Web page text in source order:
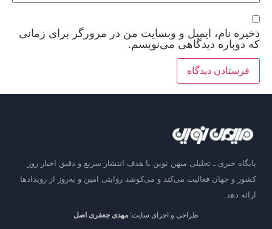
ذخیره نام، ایمیل و وبسایت من در مرورگر برای زمانی
که دوباره دیدگاهی می‌نویسم.
پایگاه خبری ـ تحلیلی میهن نوین با هدف انتشار سریع و دقیق اخبار روز
کشور و جهان فعالیت می‌کند و می‌کوشد روایتی امین و به‌روز از رویدادها
ارائه دهد.
طراحی و اجرای سایت: مهدی جعفری اصل